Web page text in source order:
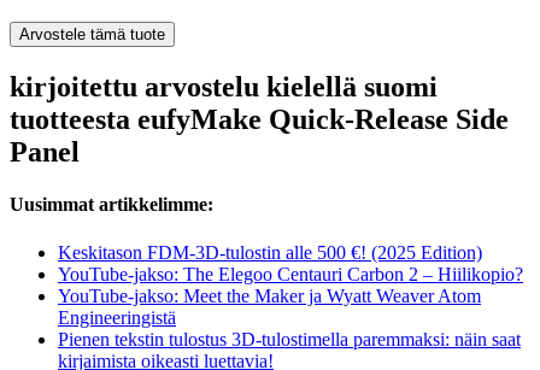
Arvostele tämä tuote
kirjoitettu arvostelu kielellä suomi
tuotteesta eufyMake Quick-Release Side
Panel
Uusimmat artikkelimme:
Keskitason FDM-3D-tulostin alle 500 €! (2025 Edition)
YouTube-jakso: The Elegoo Centauri Carbon 2 – Hiilikopio?
YouTube-jakso: Meet the Maker ja Wyatt Weaver Atom
Engineeringistä
Pienen tekstin tulostus 3D-tulostimella paremmaksi: näin saat
kirjaimista oikeasti luettavia!